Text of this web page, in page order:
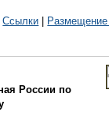
Ссылки
России по